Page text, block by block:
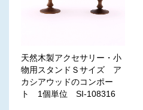
天然木製アクセサリー・小
物用スタンドＳサイズ ア
カシアウッドのコンポー
ト 1個単位 SI-108316